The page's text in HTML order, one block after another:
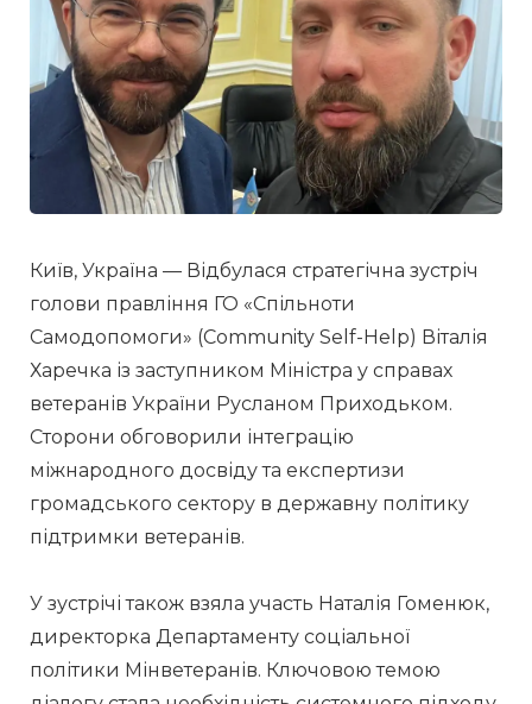
Київ, Україна — Відбулася стратегічна зустріч
голови правління ГО «Спільноти
Самодопомоги» (Community Self-Help) Віталія
Харечка із заступником Міністра у справах
ветеранів України Русланом Приходьком.
Сторони обговорили інтеграцію
міжнародного досвіду та експертизи
громадського сектору в державну політику
підтримки ветеранів.
У зустрічі також взяла участь Наталія Гоменюк,
директорка Департаменту соціальної
політики Мінветеранів. Ключовою темою